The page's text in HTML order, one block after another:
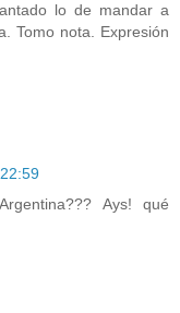
lo de mandar a
Tomo nota. Expresión
Ays! qué